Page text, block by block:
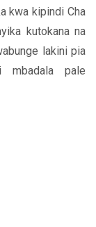
kwa kipindi Cha
kutokana na
lakini pia
mbadala pale